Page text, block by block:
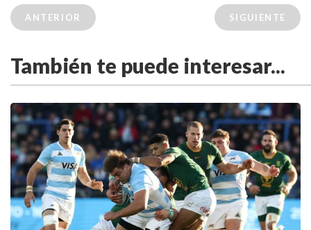
ANTERIOR SIGUIENTE
También te puede interesar...